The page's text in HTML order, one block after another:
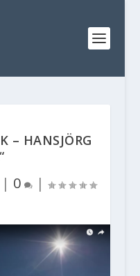
– HANSJÖRG
| 0 |